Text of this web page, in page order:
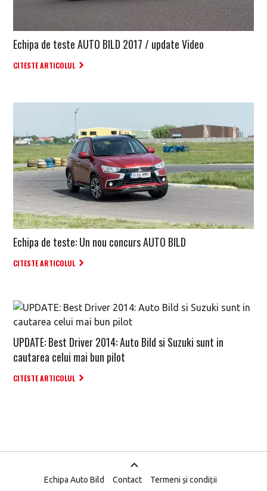
Echipa de teste AUTO BILD 2017 / update Video
CITESTE ARTICOLUL
Echipa de teste: Un nou concurs AUTO BILD
CITESTE ARTICOLUL
UPDATE: Best Driver 2014: Auto Bild si Suzuki sunt in
cautarea celui mai bun pilot
CITESTE ARTICOLUL
Echipa Auto Bild Contact
Termeni și condiții